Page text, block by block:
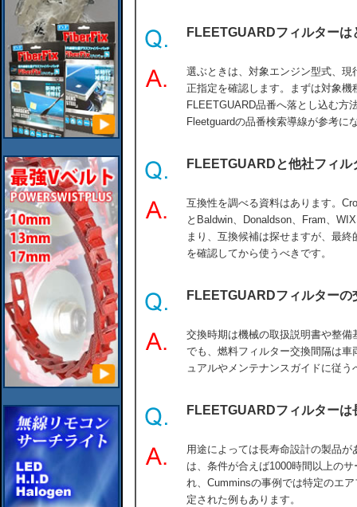
FLEETGUARDフィルター
選ぶときは、対象エンジン型式、
正指定を確認します。まずは対象
FLEETGUARD品番へ落とし込む方
Fleetguardの品番検索導線が参考に
FLEETGUARDと他社フィ
互換性を調べる資料はあります。
とBaldwin、Donaldson、Fram、
まり、互換候補は探せますが、最
を確認してから使うべきです。
FLEETGUARDフィルター
交換時期は機械の取扱説明書や整
でも、燃料フィルター交換間隔は
ュアルやメンテナンスガイドに従う
FLEETGUARDフィルターは
用途によっては長寿命設計の製品
は、条件が合えば1000時間以上の
れ、Cumminsの事例では特定のエ
定された例もあります。